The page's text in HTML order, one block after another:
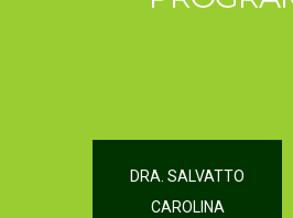
DRA. SALVATTO
CAROLINA